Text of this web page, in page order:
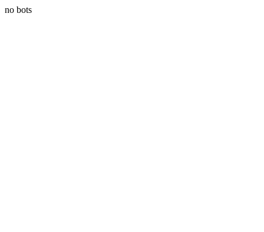
no bots